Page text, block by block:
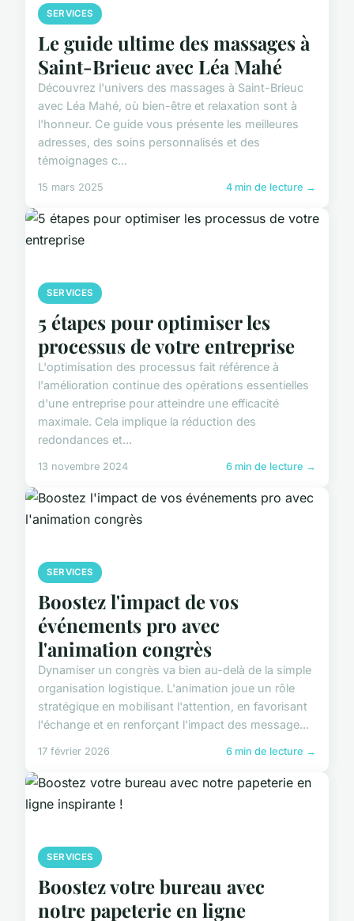
SERVICES
Le guide ultime des massages à
Saint-Brieuc avec Léa Mahé
Découvrez l'univers des massages à Saint-Brieuc
avec Léa Mahé, où bien-être et relaxation sont à
l'honneur. Ce guide vous présente les meilleures
adresses, des soins personnalisés et des
témoignages c...
15 mars 2025 4 min de lecture →
SERVICES
5 étapes pour optimiser les
processus de votre entreprise
L'optimisation des processus fait référence à
l'amélioration continue des opérations essentielles
d'une entreprise pour atteindre une efficacité
maximale. Cela implique la réduction des
redondances et...
13 novembre 2024 6 min de lecture →
SERVICES
Boostez l'impact de vos
événements pro avec
l'animation congrès
Dynamiser un congrès va bien au-delà de la simple
organisation logistique. L'animation joue un rôle
stratégique en mobilisant l'attention, en favorisant
l'échange et en renforçant l'impact des message...
17 février 2026 6 min de lecture →
SERVICES
Boostez votre bureau avec
notre papeterie en ligne